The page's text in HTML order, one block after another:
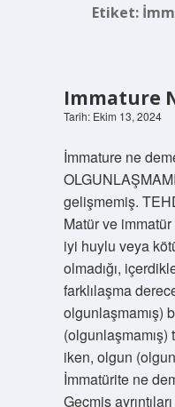
Etiket:
Immature
Tarih: Ekim 13, 2024
İmmature ne
gelişmemiş.
Matür ve
iyi huylu veya
olmadığı,
farklılaşma
olgunlaşmamış)
iken, olgun
İmmatürite ne
Geçmiş